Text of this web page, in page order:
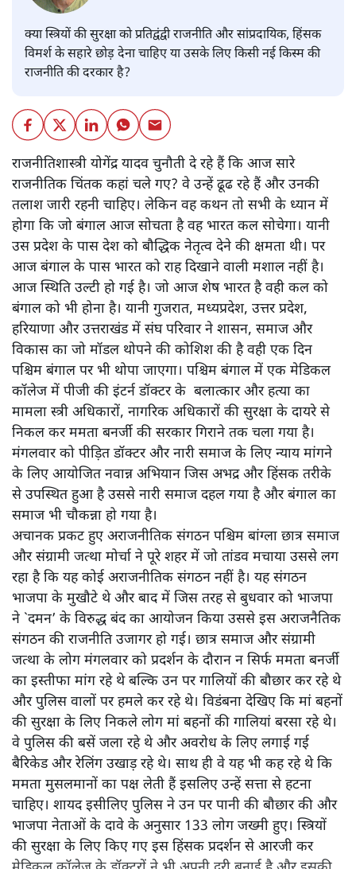
क्या स्त्रियों की सुरक्षा को प्रतिद्वंद्वी राजनीति और सांप्रदायिक, हिंसक
विमर्श के सहारे छोड़ देना चाहिए या उसके लिए किसी नई किस्म की
राजनीति की दरकार है?
राजनीतिशास्त्री योगेंद्र यादव चुनौती दे रहे हैं कि आज सारे
राजनीतिक चिंतक कहां चले गए? वे उन्हें ढूढ रहे हैं और उनकी
तलाश जारी रहनी चाहिए। लेकिन वह कथन तो सभी के ध्यान में
होगा कि जो बंगाल आज सोचता है वह भारत कल सोचेगा। यानी
उस प्रदेश के पास देश को बौद्धिक नेतृत्व देने की क्षमता थी। पर
आज बंगाल के पास भारत को राह दिखाने वाली मशाल नहीं है।
आज स्थिति उल्टी हो गई है। जो आज शेष भारत है वही कल को
बंगाल को भी होना है। यानी गुजरात, मध्यप्रदेश, उत्तर प्रदेश,
हरियाणा और उत्तराखंड में संघ परिवार ने शासन, समाज और
विकास का जो मॉडल थोपने की कोशिश की है वही एक दिन
पश्चिम बंगाल पर भी थोपा जाएगा। पश्चिम बंगाल में एक मेडिकल
कॉलेज में पीजी की इंटर्न डॉक्टर के बलात्कार और हत्या का
मामला स्त्री अधिकारों, नागरिक अधिकारों की सुरक्षा के दायरे से
निकल कर ममता बनर्जी की सरकार गिराने तक चला गया है।
मंगलवार को पीड़ित डॉक्टर और नारी समाज के लिए न्याय मांगने
के लिए आयोजित नवान्न अभियान जिस अभद्र और हिंसक तरीके
से उपस्थित हुआ है उससे नारी समाज दहल गया है और बंगाल का
समाज भी चौकन्ना हो गया है।
अचानक प्रकट हुए अराजनीतिक संगठन पश्चिम बांग्ला छात्र समाज
और संग्रामी जत्था मोर्चा ने पूरे शहर में जो तांडव मचाया उससे लग
रहा है कि यह कोई अराजनीतिक संगठन नहीं है। यह संगठन
भाजपा के मुखौटे थे और बाद में जिस तरह से बुधवार को भाजपा
ने `दमन’ के विरुद्ध बंद का आयोजन किया उससे इस अराजनैतिक
संगठन की राजनीति उजागर हो गई। छात्र समाज और संग्रामी
जत्था के लोग मंगलवार को प्रदर्शन के दौरान न सिर्फ ममता बनर्जी
का इस्तीफा मांग रहे थे बल्कि उन पर गालियों की बौछार कर रहे थे
और पुलिस वालों पर हमले कर रहे थे। विडंबना देखिए कि मां बहनों
की सुरक्षा के लिए निकले लोग मां बहनों की गालियां बरसा रहे थे।
वे पुलिस की बसें जला रहे थे और अवरोध के लिए लगाई गई
बैरिकेड और रेलिंग उखाड़ रहे थे। साथ ही वे यह भी कह रहे थे कि
ममता मुसलमानों का पक्ष लेती हैं इसलिए उन्हें सत्ता से हटना
चाहिए। शायद इसीलिए पुलिस ने उन पर पानी की बौछार की और
भाजपा नेताओं के दावे के अनुसार 133 लोग जख्मी हुए। स्त्रियों
की सुरक्षा के लिए किए गए इस हिंसक प्रदर्शन से आरजी कर